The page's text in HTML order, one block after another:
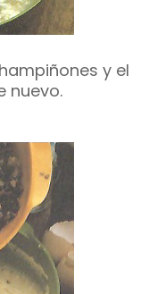
y el
nuevo.